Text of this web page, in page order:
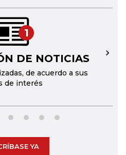
1
DE NOTICIAS
de acuerdo a sus
de interés
→
YA